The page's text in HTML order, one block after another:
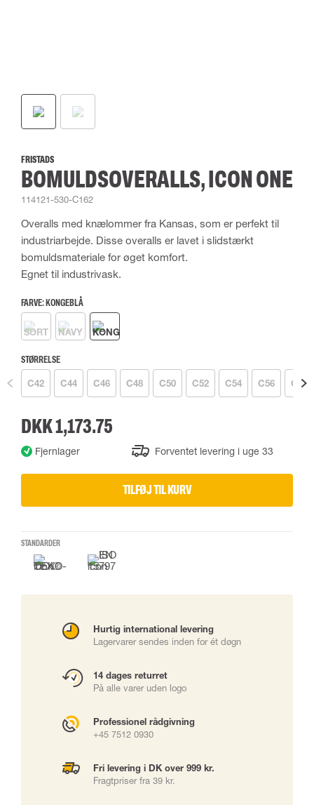
FRISTADS
BOMULDSOVERALLS, ICON ONE
114121-530-C162
Overalls med knælommer fra Kansas, som er perfekt til
industriarbejde. Disse overalls er lavet i slidstærkt
bomuldsmateriale for øget komfort.
Egnet til industrivask.
FARVE: KONGEBLÅ
STØRRELSE
C42 C44 C46 C48 C50 C52 C54 C56 C58
DKK 1,173.75
Fjernlager Forventet levering i uge 33
TILFØJ TIL KURV
STANDARDER
Hurtig international levering
Lagervarer sendes inden for ét døgn
14 dages returret
På alle varer uden logo
Professionel rådgivning
+45 7512 0930
Fri levering i DK over 999 kr.
Fragtpriser fra 39 kr.